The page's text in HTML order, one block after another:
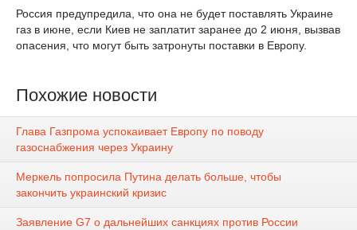
Россия предупредила, что она не будет поставлять Украине
газ в июне, если Киев не заплатит заранее до 2 июня, вызвав
опасения, что могут быть затронуты поставки в Европу.
Похожие новости
Глава Газпрома успокаивает Европу по поводу
газоснабжения через Украину
Меркель попросила Путина делать больше, чтобы
закончить украинский кризис
Заявление G7 о дальнейших санкциях против России